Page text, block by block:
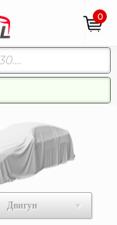
0
Двигун